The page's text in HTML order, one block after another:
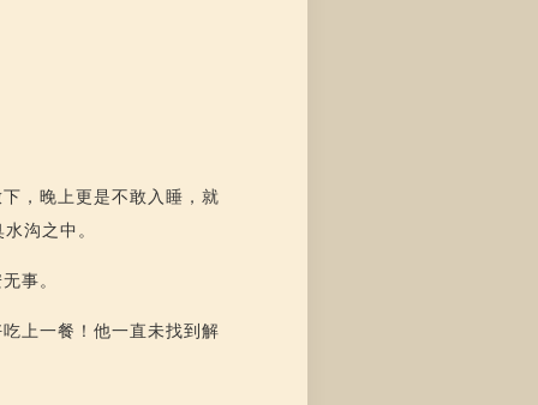
，晚上更是不敢入睡，就
沟之中。
事。
上一餐！他一直未找到解